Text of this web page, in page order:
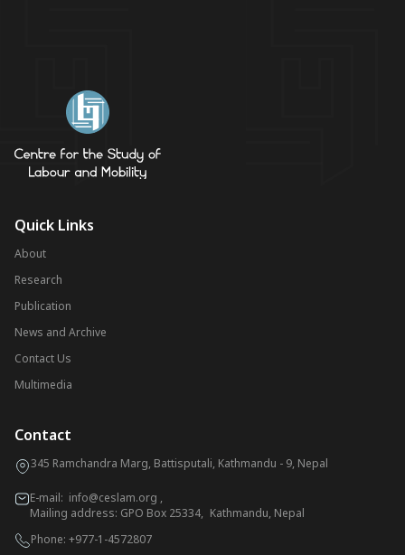
Quick Links
About
Research
Publication
News and Archive
Contact Us
Multimedia
Contact
345 Ramchandra Marg, Battisputali, Kathmandu - 9, Nepal
E-mail: info@ceslam.org ,
Mailing address: GPO Box 25334, Kathmandu, Nepal
Phone: +977-1-4572807